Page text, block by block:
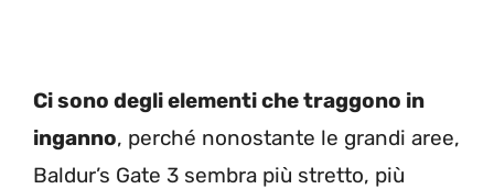
Ci sono degli elementi che traggono in
inganno, perché nonostante le grandi aree,
Baldur’s Gate 3 sembra più stretto, più